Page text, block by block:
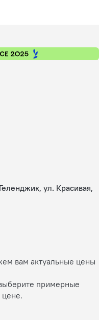
ул. Красивая,
вам актуальные цены
примерные
цене.